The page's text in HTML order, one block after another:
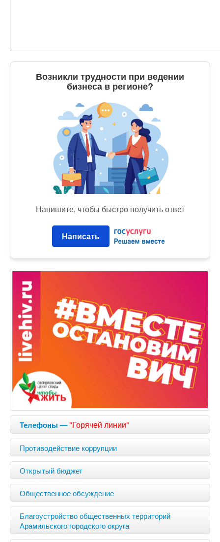
Возникли трудности при ведении
бизнеса в регионе?
Напишите, чтобы быстро получить ответ
Написать
Телефоны —"Горячей линии"
Противодействие коррупции
Открытый бюджет
Общественное обсуждение
Благоустройство общественных территорий
Арамильского городского округа